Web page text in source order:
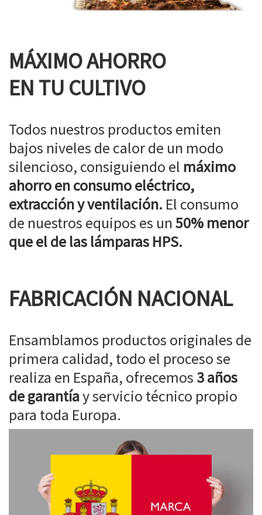
MÁXIMO AHORRO
EN TU CULTIVO
Todos nuestros productos emiten
bajos niveles de calor de un modo
silencioso, consiguiendo el máximo
ahorro en consumo eléctrico,
extracción y ventilación. El consumo
de nuestros equipos es un50% menor
que el de las lámparas HPS.
FABRICACIÓN NACIONAL
Ensamblamos productos originales de
primera calidad, todo el proceso se
realiza en España, ofrecemos 3 años
de garantíay servicio técnico propio
para toda Europa.